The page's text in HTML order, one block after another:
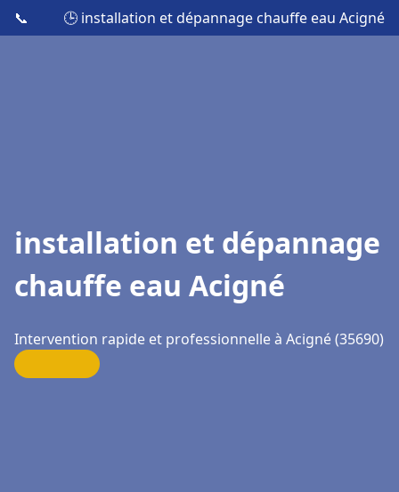
📞 🕒 installation et dépannage chauffe eau Acigné
installation et dépannage
chauffe eau Acigné
Intervention rapide et professionnelle à Acigné (35690)